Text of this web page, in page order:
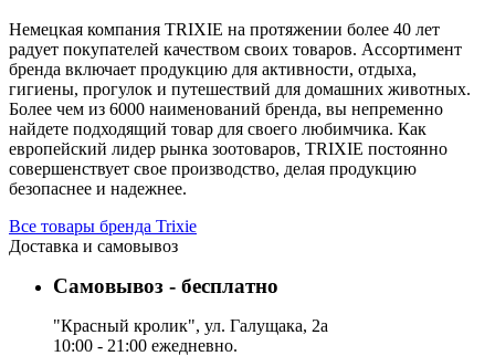
Немецкая компания TRIXIE на протяжении более 40 лет
радует покупателей качеством своих товаров. Ассортимент
бренда включает продукцию для активности, отдыха,
гигиены, прогулок и путешествий для домашних животных.
Более чем из 6000 наименований бренда, вы непременно
найдете подходящий товар для своего любимчика. Как
европейский лидер рынка зоотоваров, TRIXIE постоянно
совершенствует свое производство, делая продукцию
безопаснее и надежнее.
Все товары бренда Trixie
Доставка и самовывоз
Самовывоз - бесплатно
"Красный кролик", ул. Галущака, 2а
10:00 - 21:00 ежедневно.